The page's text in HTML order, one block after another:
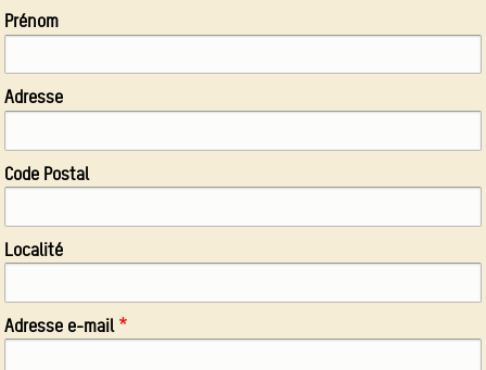
Prénom
Adresse
Code Postal
Localité
Adresse e-mail